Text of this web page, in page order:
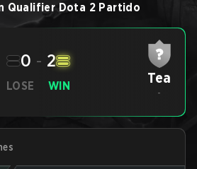
Qualifier Dota 2 Partido
LOSE
0 - 2
WIN Tea
-